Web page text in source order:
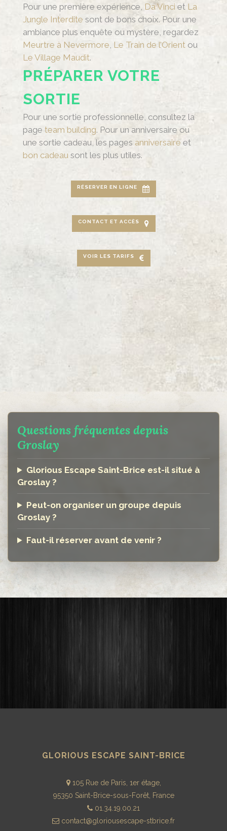
Pour une première expérience, Da Vinci et La
Jungle Interdite sont de bons choix. Pour une
ambiance plus enquête ou mystère, regardez
Meurtre à Nevermore, Le Train de l’Orient ou
Le Village Maudit.
PRÉPARER VOTRE
SORTIE
Pour une sortie professionnelle, consultez la
page team building. Pour un anniversaire ou
une sortie cadeau, les pages anniversaire et
bon cadeau sont les plus utiles.
RÉSERVER EN LIGNE
CONTACT ET ACCÈS
VOIR LES TARIFS
Questions fréquentes depuis
Groslay
Glorious Escape Saint-Brice est-il situé à
Groslay ?
Peut-on organiser un groupe depuis
Groslay ?
Faut-il réserver avant de venir ?
GLORIOUS ESCAPE SAINT-BRICE
105 Rue de Paris, 1er étage,
95350 Saint-Brice-sous-Forêt, France
01.34.19.00.21
contact@gloriousescape-stbrice.fr